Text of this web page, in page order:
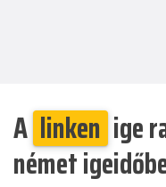
A linken ige
német